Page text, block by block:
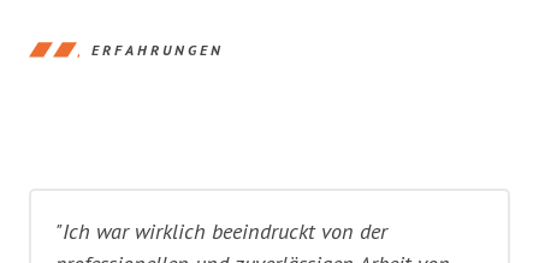
ERFAHRUNGEN
"Ich war wirklich beeindruckt von der